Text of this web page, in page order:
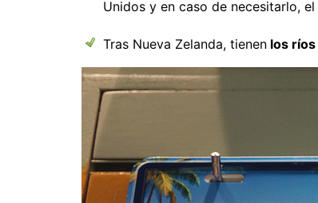
Unidos y en caso de necesitarlo,
Tras Nueva Zelanda, tienen los